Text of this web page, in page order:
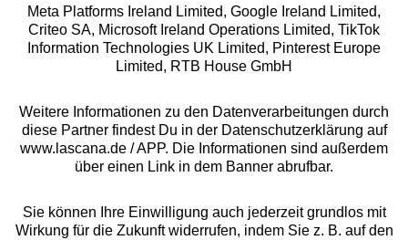
Alle Preise inkl. MwSt., zzgl.
Versandkosten
** Bonität vorausgesetzt, berechtigt zur Bonitätsprüfung
Meta Platforms Ireland Limited, Google Ireland Limited,
Criteo SA, Microsoft Ireland Operations Limited, TikTok
Information Technologies UK Limited, Pinterest Europe
Limited, RTB House GmbH
Weitere Informationen zu den Datenverarbeitungen durch
diese Partner findest Du in der Datenschutzerklärung auf
www.lascana.de / APP. Die Informationen sind außerdem
über einen Link in dem Banner abrufbar.
Sie können Ihre Einwilligung auch jederzeit grundlos mit
Wirkung für die Zukunft widerrufen, indem Sie z. B. auf den